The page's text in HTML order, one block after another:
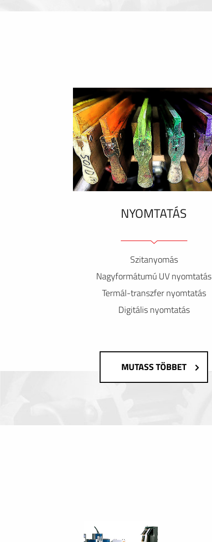
NYOMTATÁS
Szitanyomás
Nagyformátumú UV nyomtatás
Termál-transzfer nyomtatás
Digitális nyomtatás
MUTASS TÖBBET